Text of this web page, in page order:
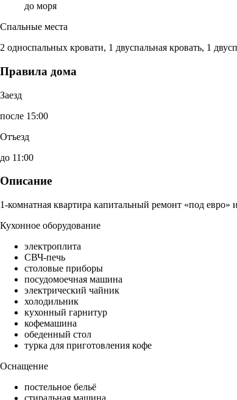
до моря
Спальные места
2 односпальных кровати, 1 двуспальная кровать, 1
Правила дома
Заезд
после 15:00
Отъезд
до 11:00
Описание
1-комнатная квартира капитальный ремонт «под евро»
Кухонное оборудование
электроплита
СВЧ-печь
столовые приборы
посудомоечная машина
электрический чайник
холодильник
кухонный гарнитур
кофемашина
обеденный стол
турка для приготовления кофе
Оснащение
постельное бельё
стиральная машина